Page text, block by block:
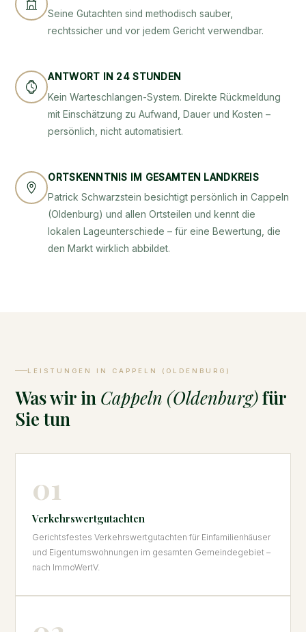
Seine Gutachten sind methodisch sauber,
rechtssicher und vor jedem Gericht verwendbar.
ANTWORT IN 24 STUNDEN
Kein Warteschlangen-System. Direkte Rückmeldung
mit Einschätzung zu Aufwand, Dauer und Kosten –
persönlich, nicht automatisiert.
ORTSKENNTNIS IM GESAMTEN LANDKREIS
Patrick Schwarzstein besichtigt persönlich in Cappeln
(Oldenburg) und allen Ortsteilen und kennt die
lokalen Lageunterschiede – für eine Bewertung, die
den Markt wirklich abbildet.
LEISTUNGEN IN CAPPELN (OLDENBURG)
Was wir in Cappeln (Oldenburg)für
Sie tun
01
Verkehrswertgutachten
Gerichtsfestes Verkehrswertgutachten für Einfamilienhäuser
und Eigentumswohnungen im gesamten Gemeindegebiet –
nach ImmoWertV.